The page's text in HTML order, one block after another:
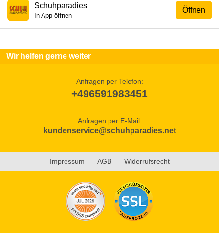
Öffnen
Schuhparadies
In App öffnen
Wir helfen gerne weiter
Anfragen per Telefon:
+496591983451
Anfragen per E-Mail:
kundenservice@schuhparadies.net
Impressum AGB Widerrufsrecht